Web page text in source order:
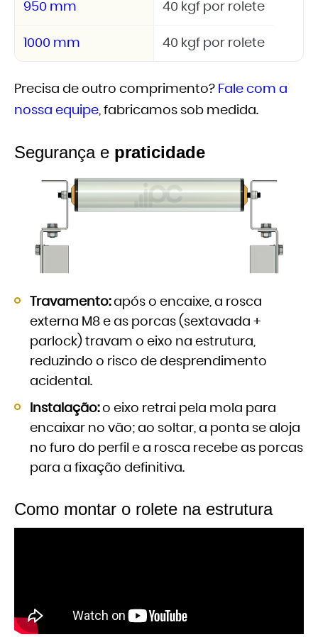
950 mm 40 kgf por rolete
1000 mm 40 kgf por rolete
Precisa de outro comprimento? Fale com a
nossa equipe, fabricamos sob medida.
Segurança e praticidade
Travamento:após o encaixe, a rosca
externa M8 e as porcas (sextavada +
parlock) travam o eixo na estrutura,
reduzindo o risco de desprendimento
acidental.
Instalação:o eixo retrai pela mola para
encaixar no vão; ao soltar, a ponta se aloja
no furo do perfil e a rosca recebe as porcas
para a fixação definitiva.
Como montar o rolete na estrutura